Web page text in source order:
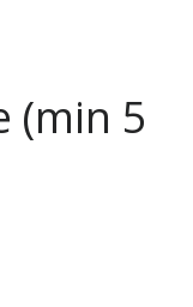
bars
(min 5